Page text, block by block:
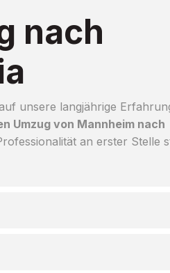
nach
unsere langjährige
Umzug von Mannheim nach
an erster Stelle